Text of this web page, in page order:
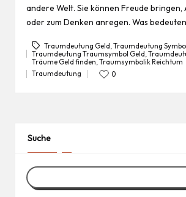
andere Welt. Sie können Freude bringen,
oder zum Denken anregen. Was
Tags:
Traumdeutung Geld Traumdeutung
Traumdeutung Traumsymbol Geld
Träume Geld finden Traumsymbolik Reichtum
Posted
Traumdeutung 0
Suche